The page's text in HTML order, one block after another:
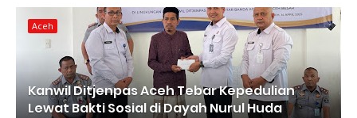
Aceh
Kanwil Ditjenpas Aceh Tebar Kepedulian
Lewat Bakti Sosial di Dayah Nurul Huda